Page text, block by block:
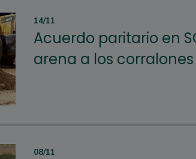
14/11
Acuerdo paritario en
arena a los corralones
08/11